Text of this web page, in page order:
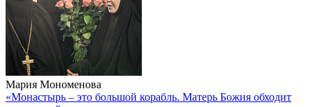
Мария Мономенова
«Монастырь – это большой корабль. Матерь Божия обходит